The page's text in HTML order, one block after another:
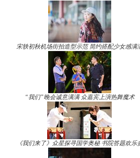
宋轶初秋机场街拍造型示范 简约搭配少女感满
“我们”晚会诚意满满 众嘉宾上演热舞魔术
《我们来了》众星探寻国学奥秘 书院答题欢乐